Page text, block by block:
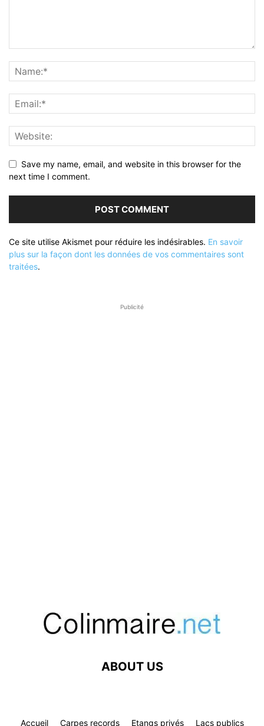
Save my name, email, and website in this browser for the
next time I comment.
Ce site utilise Akismet pour réduire les indésirables. En savoir
plus sur la façon dont les données de vos commentaires sont
traitées.
Publicité
ABOUT US
Accueil Carpes records Etangs privés Lacs publics